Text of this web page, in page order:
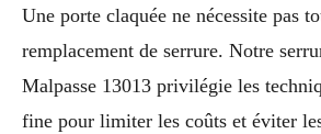
Une porte claquée ne nécessite pas
remplacement de serrure. Notre
Malpasse 13013 privilégie les
fine pour limiter les coûts et éviter